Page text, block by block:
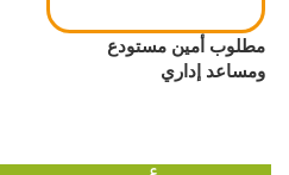
مطلوب أمين مستودع
ومساعد إداري